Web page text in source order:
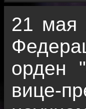
21 мая
орден
вице-